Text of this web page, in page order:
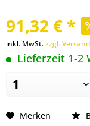
91,32 € *
inkl. MwSt.zzgl.
Lieferzeit 1-2
Merken